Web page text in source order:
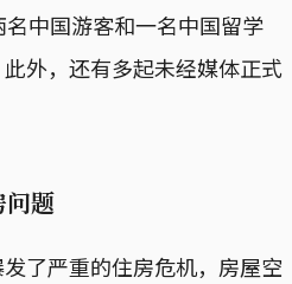
中国游客和一名中国留学
此外，还有多起未经媒体正式
问题
了严重的住房危机，房屋空